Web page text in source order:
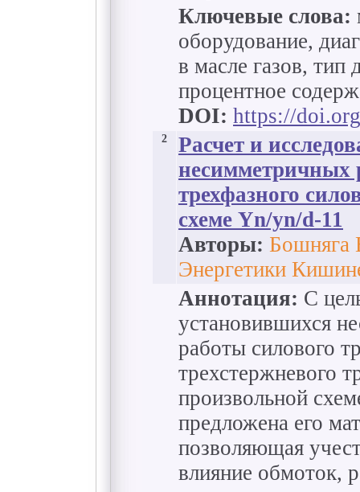
Ключевые слова:
оборудование,
в масле газов, тип
процентное
DOI: https://
2
Расчет и
несимметричных
трехфазного
схеме Yn/yn/d-11
Авторы: Бошняга
Энергетики
Аннотация: С
установившихся
работы силового
трехстержневого
произвольной
предложена его
позволяющая
влияние обмоток,